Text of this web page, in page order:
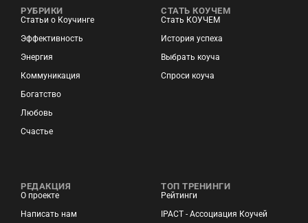
РУБРИКИ
Статьи о Коучинге
Эффективность
Энергия
Коммуникация
Богатство
Любовь
Счастье
СТАТЬ КОУЧЕМ
Стать КОУЧЕМ
История успеха
Выбрать коуча
Спроси коуча
РЕДАКЦИЯ
О проекте
Написать нам
ТОП ТРЕНИНГИ
Рейтинги
IPACT - Ассоциация Коучей